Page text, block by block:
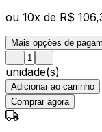
ou 10x de R$
Mais opções de
unidade(s)
Adicionar ao carrinho
Comprar agora